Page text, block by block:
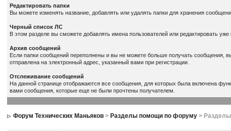
Редактировать папки
Вы можете изменять название, добавлять или удалять папки для хранения
Черный список ЛС
В этом разделе вы сможете добавлять имена пользователей или редактировать
Архив сообщений
Если папки сообщений переполнены и вы не можете больше получать сообщения,
отправлена на электронный адрес, указанный вами при регистрации.
Отслеживание сообщений
На данной странице отображаются все сообщения, для которых была включена
вами сообщения, которые еще не были прочтены получателем.
Форум Технических Маньяков > Разделы помощи по форуму >